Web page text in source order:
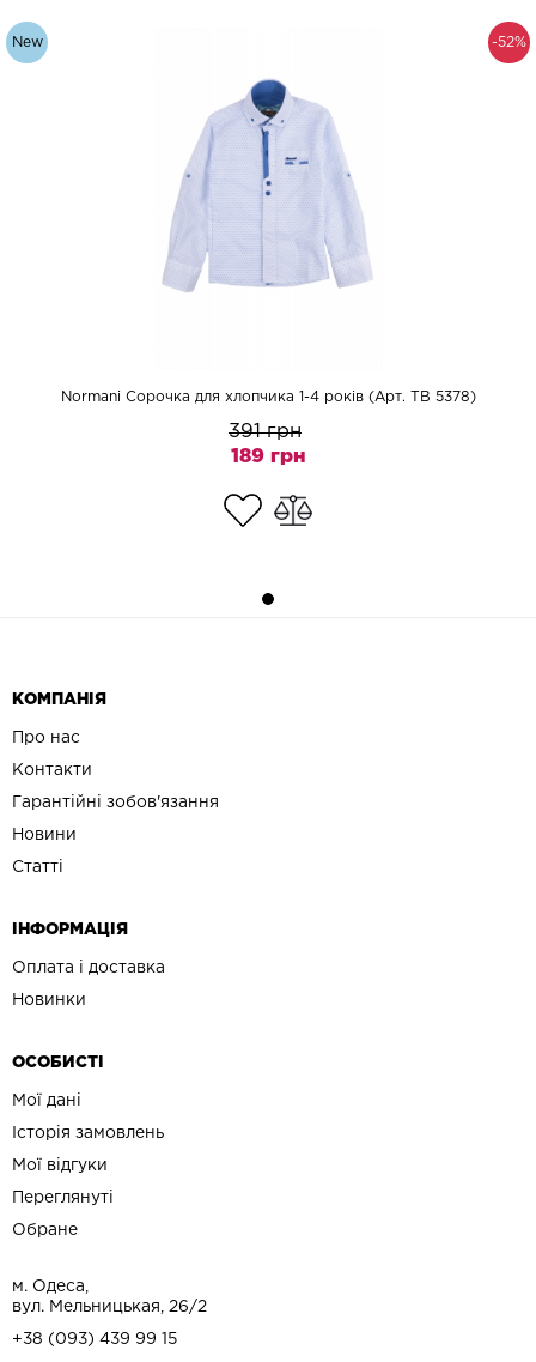
-52%
New
Normani Сорочка для хлопчика 1-4 років (Арт. TB 5378)
391 грн
189 грн
КОМПАНІЯ
Про нас
Контакти
Гарантійні зобов'язання
Новини
Статті
ІНФОРМАЦІЯ
Оплата і доставка
Новинки
ОСОБИСТІ
Мої дані
Історія замовлень
Мої відгуки
Переглянуті
Обране
м. Одеса,
вул. Мельницькая, 26/2
+38 (093) 439 99 15